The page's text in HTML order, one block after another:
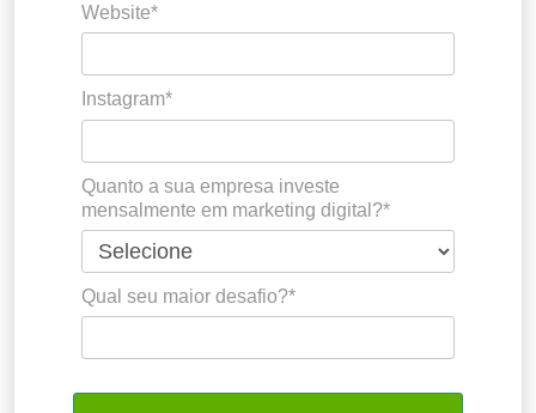
Website*
Instagram*
Quanto a sua empresa investe
mensalmente em marketing digital?*
Qual seu maior desafio?*